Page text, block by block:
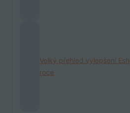
Velký přehled vylepšení
roce